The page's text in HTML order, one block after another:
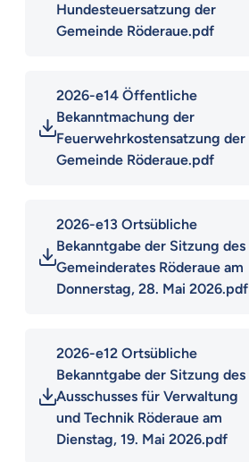
Hundesteuersatzung der
Gemeinde Röderaue.pdf
2026-e14 Öffentliche
Bekanntmachung der
Feuerwehrkostensatzung der
Gemeinde Röderaue.pdf
2026-e13 Ortsübliche
Bekanntgabe der Sitzung des
Gemeinderates Röderaue am
Donnerstag, 28. Mai 2026.pdf
2026-e12 Ortsübliche
Bekanntgabe der Sitzung des
Ausschusses für Verwaltung
und Technik Röderaue am
Dienstag, 19. Mai 2026.pdf